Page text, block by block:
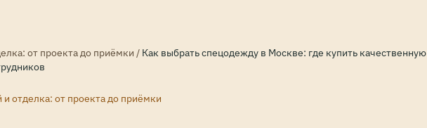
от проекта до приёмки / Как выбрать спецодежду в Москве: где купить качественную
и отделка: от проекта до приёмки